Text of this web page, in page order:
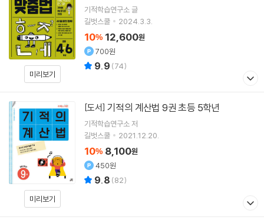
미리보기
기적학습연구소 글
길벗스쿨
2024.3.3.
10% 12,600원
700원
9.9 (74)
미리보기
[도서] 기적의 계산법 9권 초등 5학년
기적학습연구소 저
길벗스쿨
2021.12.20.
10% 8,100원
450원
9.8 (82)